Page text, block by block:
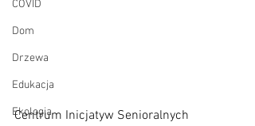
COVID
Dom
Drzewa
Edukacja
Ekologia
Centrum Inicjatyw Senioralnych